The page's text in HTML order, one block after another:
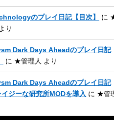
のプレイ日記【目次】 に
より
Dark Days Aheadのプレイ日記
に ★管理人 より
Dark Days Aheadのプレイ日記
ジーな研究所MODを導入 に ★管